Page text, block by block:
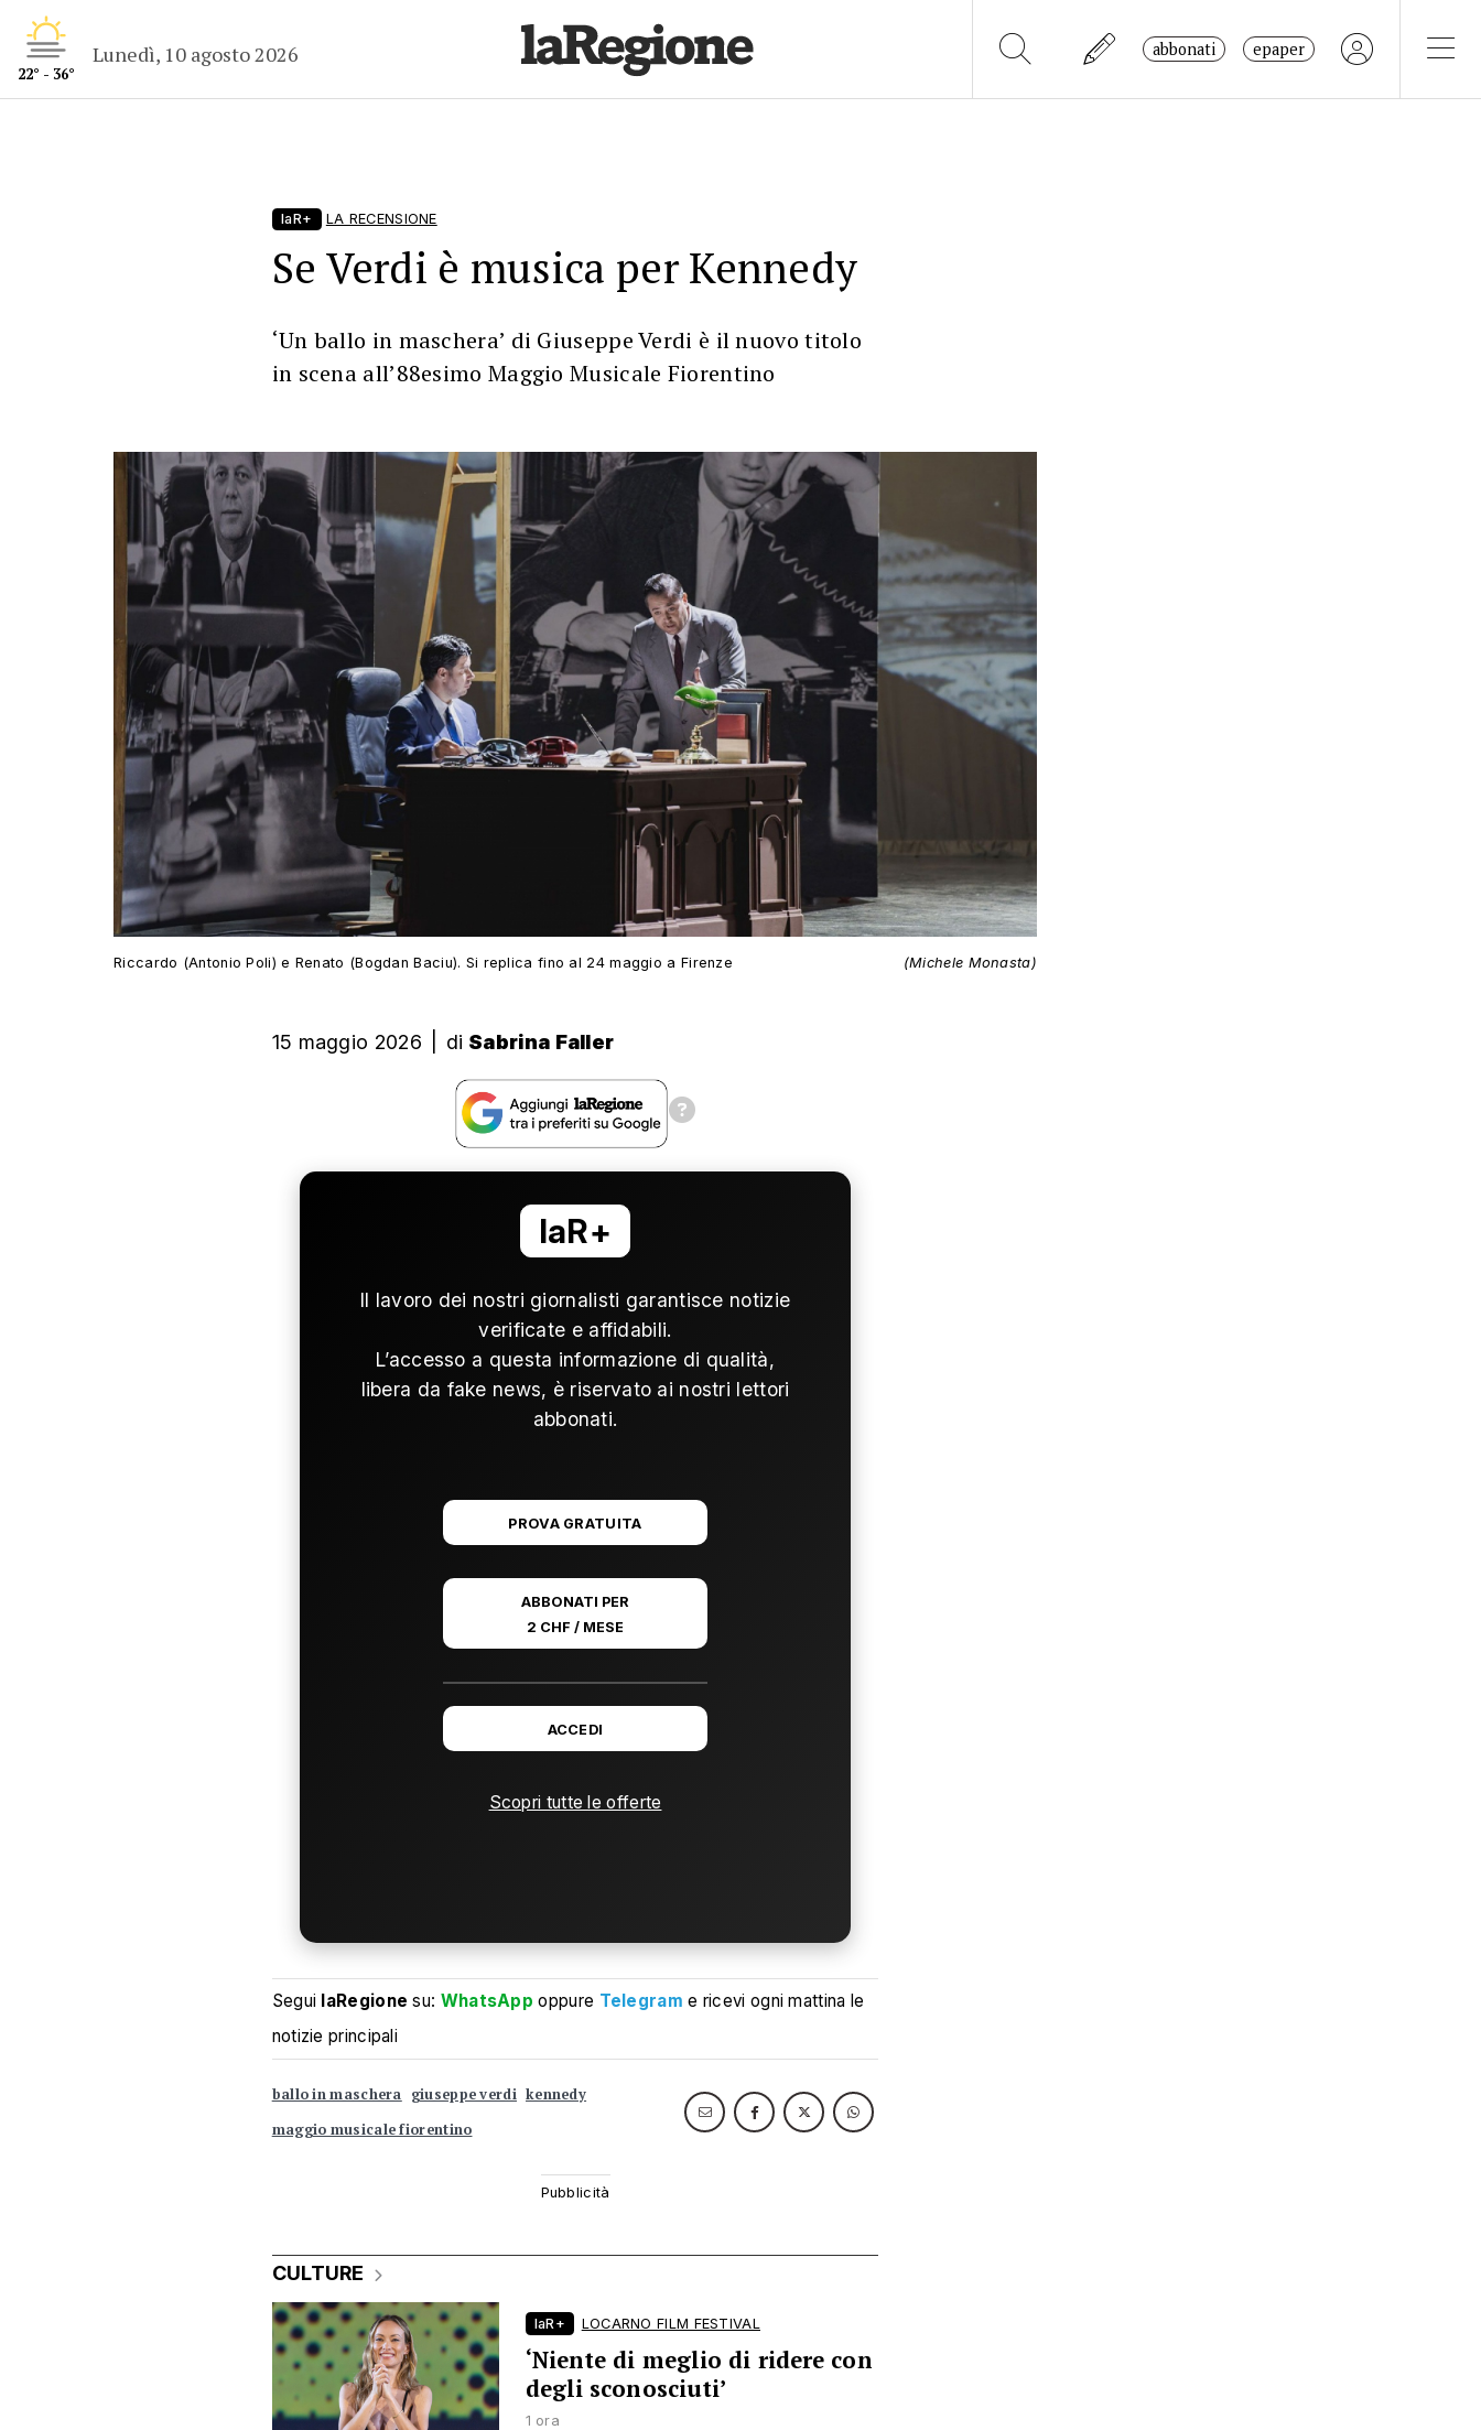
22° - 36°
Lunedì, 10 agosto 2026 abbonati epaper
laR+ LA RECENSIONE
Se Verdi è musica per Kennedy
‘Un ballo in maschera’ di Giuseppe Verdi è il nuovo titolo
in scena all’88esimo Maggio Musicale Fiorentino
Riccardo (Antonio Poli) e Renato (Bogdan Baciu). Si replica fino al 24 maggio a Firenze (Michele Monasta)
15 maggio 2026 di Sabrina Faller
laR+
Il lavoro dei nostri giornalisti garantisce notizie
verificate e affidabili.
L’accesso a questa informazione di qualità,
libera da fake news, è riservato ai nostri lettori
abbonati.
PROVA GRATUITA
ABBONATI PER
2 CHF / MESE
ACCEDI
Scopri tutte le offerte
Segui laRegione su: WhatsApp oppure Telegram e ricevi ogni mattina le
notizie principali
ballo in maschera giuseppe verdi kennedy
maggio musicale fiorentino
CULTURE
laR+ LOCARNO FILM FESTIVAL
‘Niente di meglio di ridere con
degli sconosciuti’
1 ora